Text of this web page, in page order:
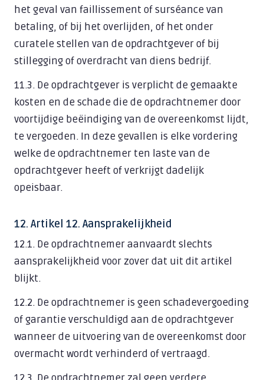
het geval van faillissement of surséance van
betaling, of bij het overlijden, of het onder
curatele stellen van de opdrachtgever of bij
stillegging of overdracht van diens bedrijf.
11.3. De opdrachtgever is verplicht de gemaakte
kosten en de schade die de opdrachtnemer door
voortijdige beëindiging van de overeenkomst lijdt,
te vergoeden. In deze gevallen is elke vordering
welke de opdrachtnemer ten laste van de
opdrachtgever heeft of verkrijgt dadelijk
opeisbaar.
12. Artikel 12. Aansprakelijkheid
12.1. De opdrachtnemer aanvaardt slechts
aansprakelijkheid voor zover dat uit dit artikel
blijkt.
12.2. De opdrachtnemer is geen schadevergoeding
of garantie verschuldigd aan de opdrachtgever
wanneer de uitvoering van de overeenkomst door
overmacht wordt verhinderd of vertraagd.